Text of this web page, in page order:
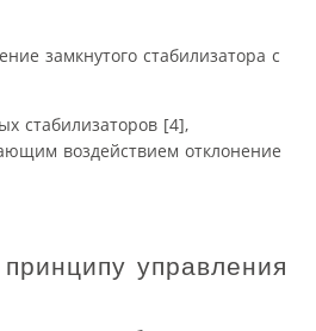
замкнутого стабилизатора с
стабилизаторов [4],
воздействием отклонение
управления